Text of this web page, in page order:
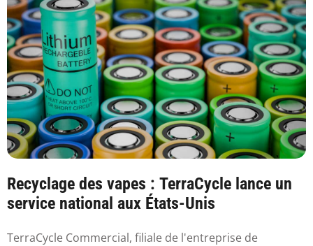
Recyclage des vapes : TerraCycle lance un
service national aux États-Unis
TerraCycle Commercial, filiale de l'entreprise de